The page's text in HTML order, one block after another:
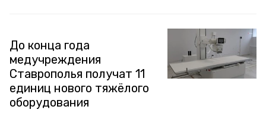
До конца года
медучреждения
Ставрополья получат 11
единиц нового тяжёлого
оборудования